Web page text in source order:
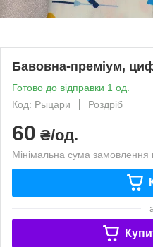
Бавовна-преміум,
Готово до відправки 1 од.
Код: Рыцари
Роздріб
60 ₴/од.
Мінімальна сума